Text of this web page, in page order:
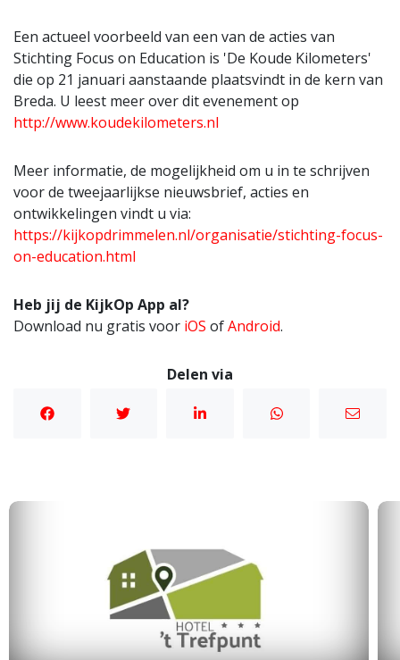
Een actueel voorbeeld van een van de acties van
Stichting Focus on Education is 'De Koude Kilometers'
die op 21 januari aanstaande plaatsvindt in de kern van
Breda. U leest meer over dit evenement op
http://www.koudekilometers.nl
Meer informatie, de mogelijkheid om u in te schrijven
voor de tweejaarlijkse nieuwsbrief, acties en
ontwikkelingen vindt u via:
https://kijkopdrimmelen.nl/organisatie/stichting-focus-
on-education.html
Heb jij de KijkOp App al?
Download nu gratis voor iOS ofAndroid.
Delen via